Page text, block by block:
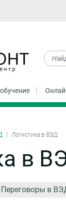
Логистика в ВЭД
в
Переговоры в